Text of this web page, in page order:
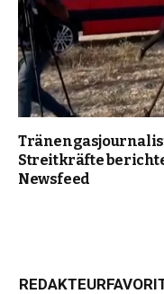
Streitkräfte
Newsfeed